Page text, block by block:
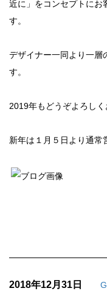
近に」をコンセプトにお
す。
デザイナー一同より一層
す。
2019年もどうぞよろしく
新年は１月５日より通常
2018年12月31日